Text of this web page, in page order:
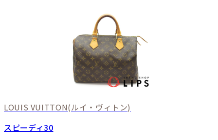
LOUIS VUITTON(ルイ・ヴィトン)
スピーディ30